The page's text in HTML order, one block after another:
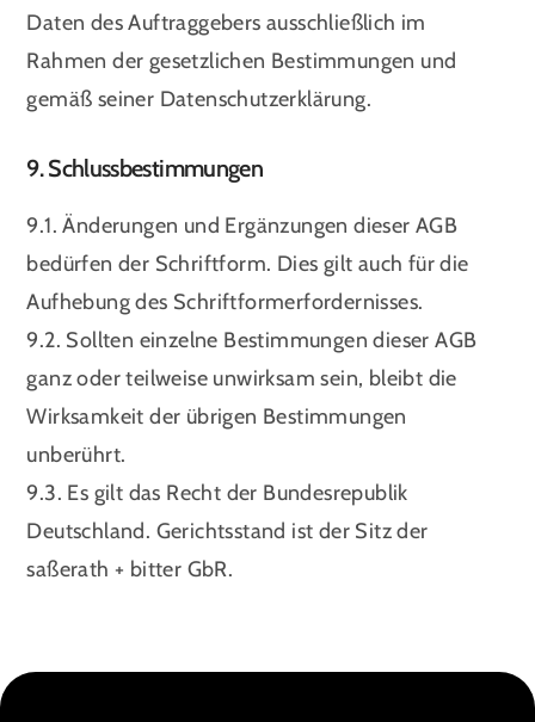
Daten des Auftraggebers ausschließlich im
Rahmen der gesetzlichen Bestimmungen und
gemäß seiner Datenschutzerklärung.
9. Schlussbestimmungen
9.1. Änderungen und Ergänzungen dieser AGB
bedürfen der Schriftform. Dies gilt auch für die
Aufhebung des Schriftformerfordernisses.
9.2. Sollten einzelne Bestimmungen dieser AGB
ganz oder teilweise unwirksam sein, bleibt die
Wirksamkeit der übrigen Bestimmungen
unberührt.
9.3. Es gilt das Recht der Bundesrepublik
Deutschland. Gerichtsstand ist der Sitz der
saßerath + bitter GbR.